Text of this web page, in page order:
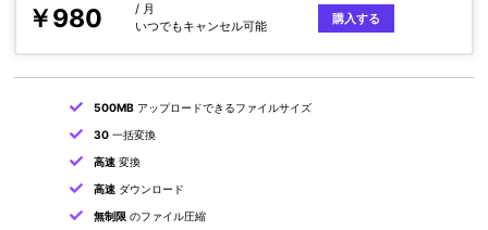
￥980
/ 月
いつでもキャンセル可能
購入する
500MBアップロードできるファイルサイズ
30一括変換
高速変換
高速ダウンロード
無制限のファイル圧縮